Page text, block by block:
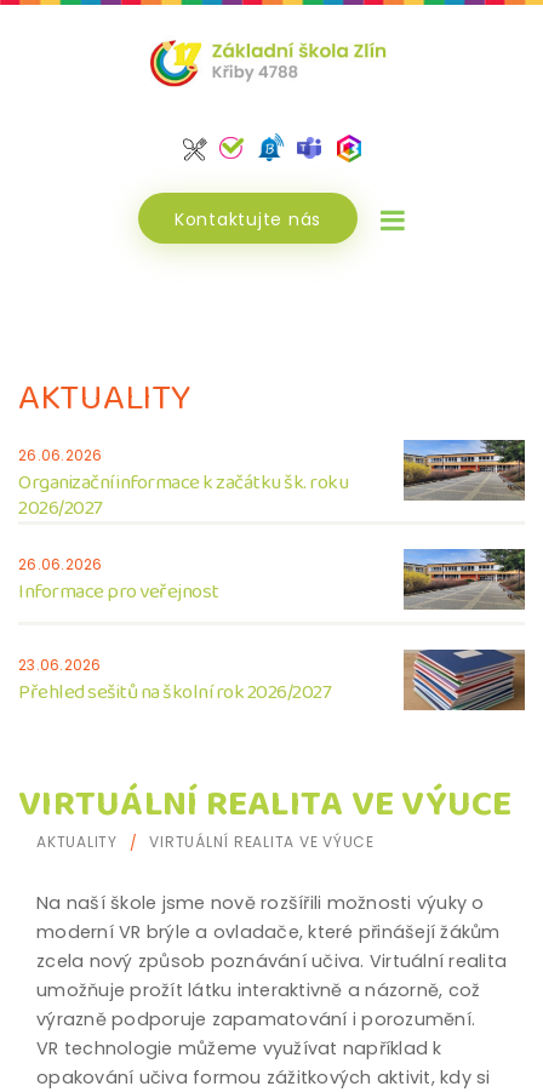
Kontaktujte nás
AKTUALITY
26.06.2026
Organizační informace k začátku šk. roku
2026/2027
26.06.2026
Informace pro veřejnost
23.06.2026
Přehled sešitů na školní rok 2026/2027
VIRTUÁLNÍ REALITA VE VÝUCE
AKTUALITY VIRTUÁLNÍ REALITA VE VÝUCE
Na naší škole jsme nově rozšířili možnosti výuky o
moderní VR brýle a ovladače, které přinášejí žákům
zcela nový způsob poznávání učiva. Virtuální realita
umožňuje prožít látku interaktivně a názorně, což
výrazně podporuje zapamatování i porozumění.
VR technologie můžeme využívat například k
opakování učiva formou zážitkových aktivit, kdy si